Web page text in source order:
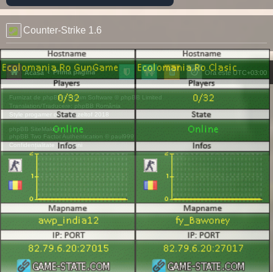
Counter-Strike 1.6
Acasă Prima pagină Ora este UTC+03:00
Furnizat de phpBB® Forum Software © phpBB Limited
Translation/Traducere: phpBB România
Style progamer de ©Mazeltof 2018
phpBB SiteMaker
phpBB Two Factor Authentication © paul999
Confidențialitate |Termeni